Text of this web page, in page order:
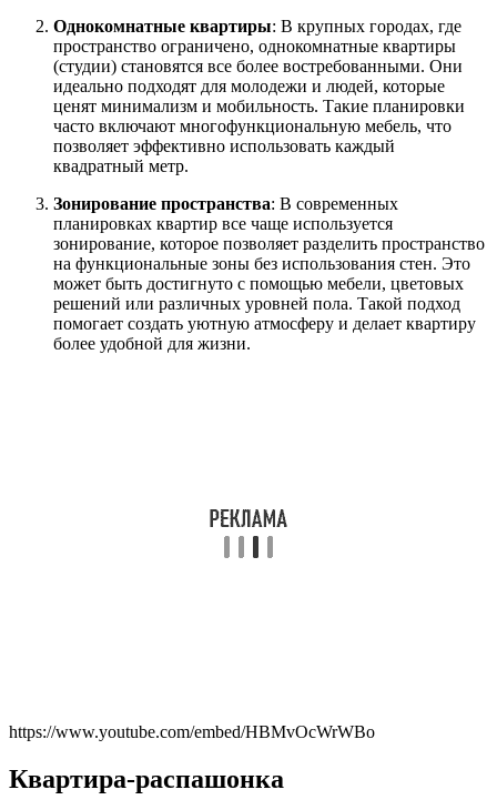
Однокомнатные квартиры: В крупных городах, где
пространство ограничено, однокомнатные квартиры
(студии) становятся все более востребованными. Они
идеально подходят для молодежи и людей, которые
ценят минимализм и мобильность. Такие планировки
часто включают многофункциональную мебель, что
позволяет эффективно использовать каждый
квадратный метр.
Зонирование пространства: В современных
планировках квартир все чаще используется
зонирование, которое позволяет разделить пространство
на функциональные зоны без использования стен. Это
может быть достигнуто с помощью мебели, цветовых
решений или различных уровней пола. Такой подход
помогает создать уютную атмосферу и делает квартиру
более удобной для жизни.
https://www.youtube.com/embed/HBMvOcWrWBo
Квартира-распашонка